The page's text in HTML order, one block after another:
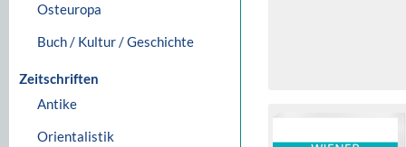
Osteuropa
Buch / Kultur / Geschichte
Zeitschriften
Antike
Orientalistik